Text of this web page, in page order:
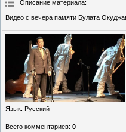
Описание материала:
Видео с вечера памяти Булата
Язык: Русский
Всего комментариев: 0